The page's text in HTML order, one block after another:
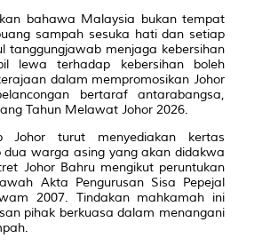
bahawa Malaysia bukan tempat
sampah sesuka hati dan setiap
tanggungjawab menjaga kebersihan
lewa terhadap kebersihan boleh
dalam mempromosikan Johor
bertaraf antarabangsa,
Tahun Melawat Johor 2026.
Johor turut menyediakan kertas
dua warga asing yang akan didakwa
Johor Bahru mengikut peruntukan
Akta Pengurusan Sisa Pepejal
2007. Tindakan mahkamah ini
pihak berkuasa dalam menangani